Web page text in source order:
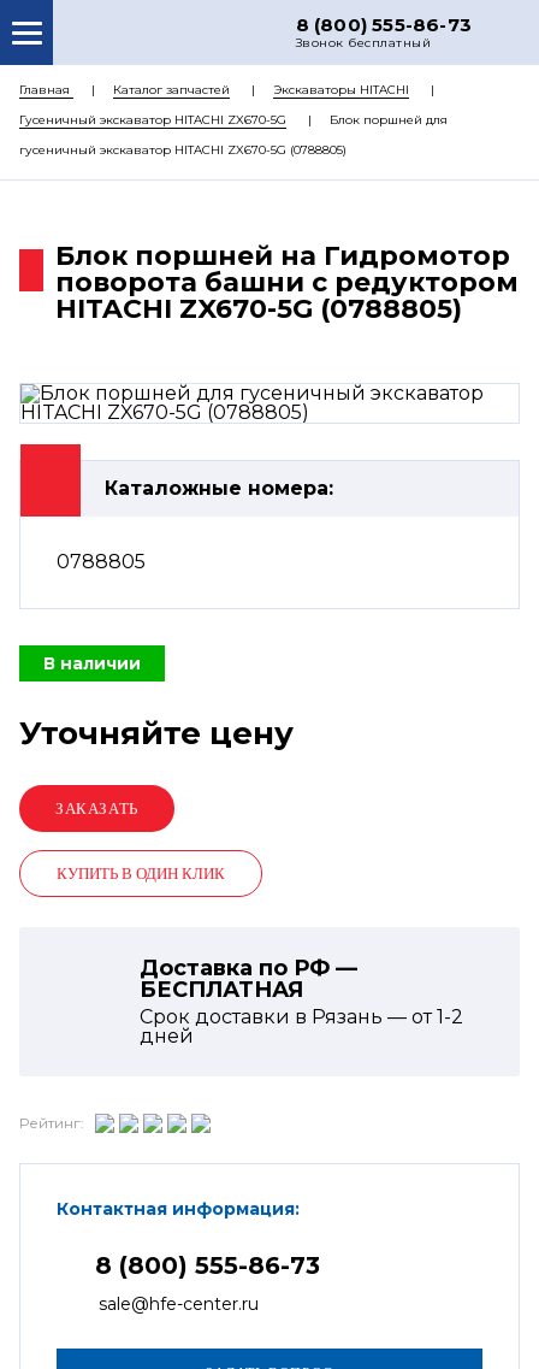
8 (800) 555-86-73
Звонок бесплатный
О НАС
КАТАЛОГ ЗАПЧАСТЕЙ
РЕМОНТ
ЦЕНЫ
КОНТАКТЫ
Главная Каталог запчастей
Экскаваторы HITACHI
Гусеничный экскаватор HITACHI ZX670-5G
Блок поршней для
гусеничный экскаватор HITACHI ZX670-5G (0788805)
Блок поршней на Гидромотор
поворота башни с редуктором
HITACHI ZX670-5G (0788805)
Каталожные номера:
0788805
В наличии
Уточняйте цену
КУПИТЬ В ОДИН КЛИК
Доставка по РФ —
БЕСПЛАТНАЯ
Срок доставки в Рязань — от1-2
дней
Рейтинг:
Контактная информация:
8 (800) 555-86-73
sale@hfe-center.ru